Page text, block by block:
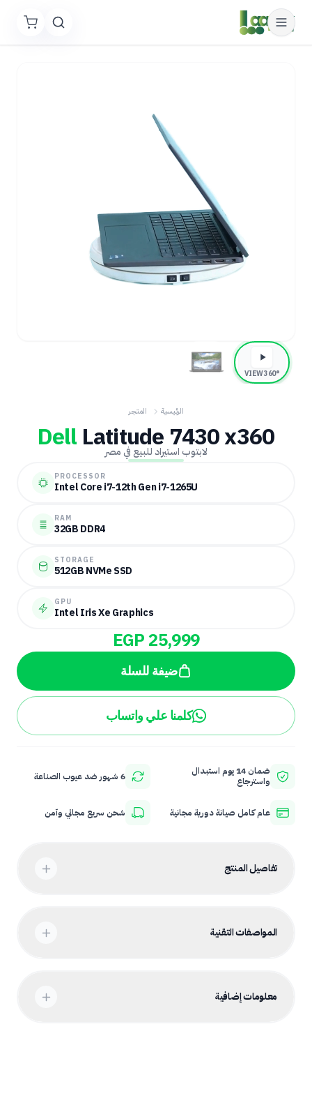
360° VIEW
الرئيسية المتجر
Dell Latitude 7430 x360
لابتوب استيراد للبيع في مصر
PROCESSOR
Intel Core i7-12th Gen i7-1265U
RAM
32GB DDR4
STORAGE
512GB NVMe SSD
GPU
Intel Iris Xe Graphics
EGP 25,999
ضيفة للسلة
كلمنا علي واتساب
ضمان 14 يوم استبدال
واسترجاع
6 شهور ضد عيوب الصناعة
عام كامل صيانة دورية مجانية شحن سريع مجاني وآمن
تفاصيل المنتج
المواصفات التقنية
معلومات إضافية